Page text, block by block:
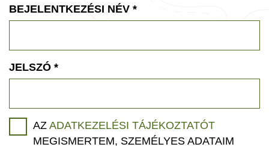
BEJELENTKEZÉSI NÉV *
JELSZÓ *
AZ ADATKEZELÉSI TÁJÉKOZTATÓT
MEGISMERTEM, SZEMÉLYES ADATAIM